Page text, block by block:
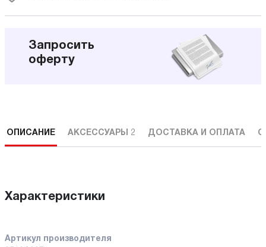
Запросить
оферту
ОПИСАНИЕ АКСЕССУАРЫ 2 ДОСТАВКА И ОПЛАТА
Характеристики
Артикул производителя